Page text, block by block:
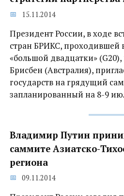
15.11.2014
Президент России, в ходе
стран БРИКС, проходившей
«большой двадцатки»
Брисбен (Австралия),
государств на грядущий
запланированный на 8-9
Владимир Путин
саммите Азиатско-
региона
09.11.2014